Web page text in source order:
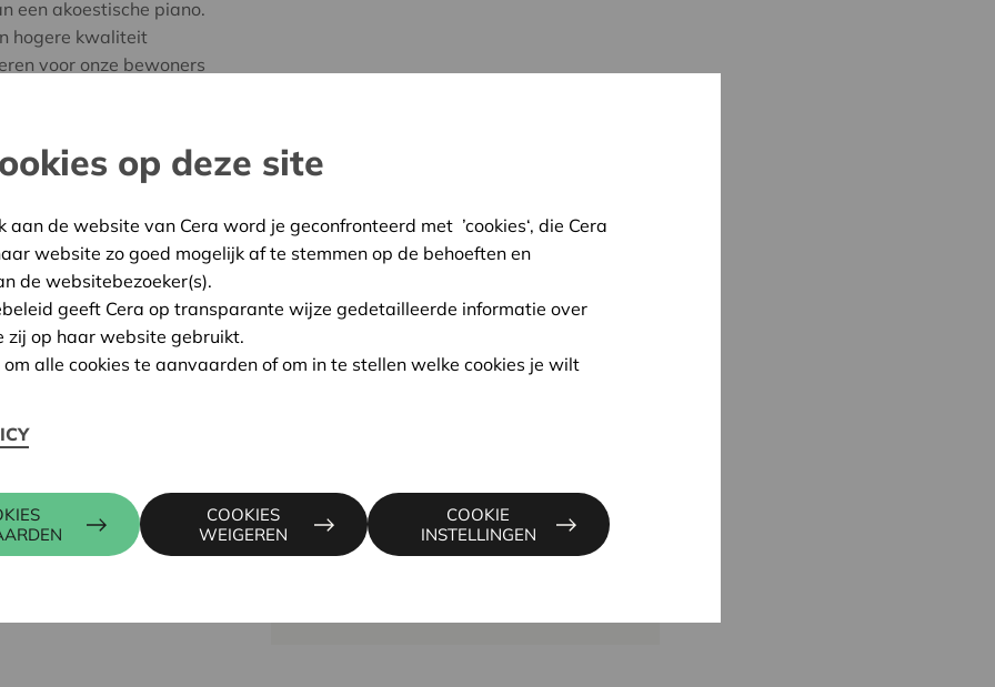
een akoestische piano.
hogere kwaliteit
voor onze bewoners
Dit concert draagt bij
en versterkt ook
06/10/2025
Goedgekeurd
3060 BERTEM
ALAIN BAECK
016 27 96 03
op deze site
aan de website van Cera word je geconfronteerd met ’cookies‘, die Cera
website zo goed mogelijk af te stemmen op de behoeften en
de websitebezoeker(s).
geeft Cera op transparante wijze gedetailleerde informatie over
zij op haar website gebruikt.
om alle cookies te aanvaarden of om in te stellen welke cookies je wilt
COOKIES
WEIGEREN
COOKIE
INSTELLINGEN